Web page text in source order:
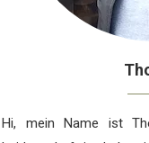
Hi, mein Name ist